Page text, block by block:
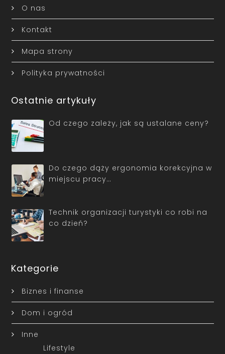
O nas
Kontakt
Mapa strony
Polityka prywatności
Ostatnie artykuły
Od czego zależy, jak są ustalane ceny?
Do czego dąży ergonomia korekcyjna w
miejscu pracy…
Technik organizacji turystyki co robi na
co dzień?
Kategorie
Biznes i finanse
Dom i ogród
Inne
Lifestyle